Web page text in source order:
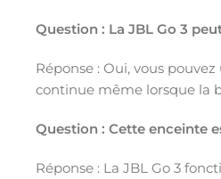
Question : La JBL Go 3
Réponse : Oui, vous
continue même lorsque la
Question : Cette enceinte
Réponse : La JBL Go 3